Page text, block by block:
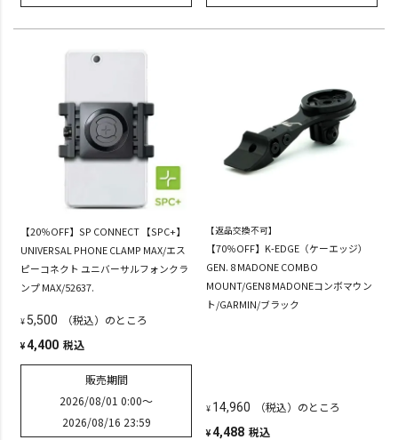
【20％OFF】SP CONNECT 【SPC+】
UNIVERSAL PHONE CLAMP MAX/エス
ピーコネクト ユニバーサルフォンクラ
ンプ MAX/52637.
¥ 5,500 （税込）のところ
¥4,400 税込
販売期間
2026/08/01 0:00〜
2026/08/16 23:59
【返品交換不可】
【70％OFF】K-EDGE（ケーエッジ）
GEN. 8 MADONE COMBO
MOUNT/GEN8 MADONEコンボマウン
ト/GARMIN/ブラック
¥ 14,960 （税込）のところ
¥4,488 税込